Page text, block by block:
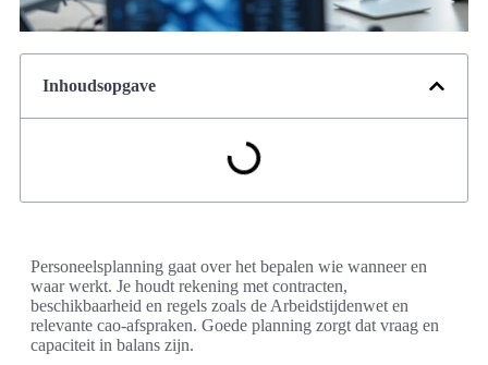
Inhoudsopgave
Personeelsplanning gaat over het bepalen wie wanneer en
waar werkt. Je houdt rekening met contracten,
beschikbaarheid en regels zoals de Arbeidstijdenwet en
relevante cao-afspraken. Goede planning zorgt dat vraag en
capaciteit in balans zijn.